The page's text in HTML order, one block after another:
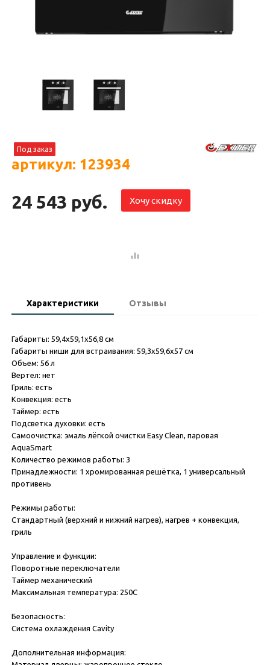
Под заказ
артикул: 123934
24 543 руб. Хочу скидку
Характеристики Отзывы
Габариты: 59,4х59,1х56,8 см
Габариты ниши для встраивания: 59,3х59,6х57 см
Объем: 56 л
Вертел: нет
Гриль: есть
Конвекция: есть
Таймер: есть
Подсветка духовки: есть
Самоочистка: эмаль лёгкой очистки Easy Clean, паровая
AquaSmart
Количество режимов работы: 3
Принадлежности: 1 хромированная решётка, 1 универсальный
противень
Режимы работы:
Стандартный (верхний и нижний нагрев), нагрев + конвекция,
гриль
Управление и функции:
Поворотные переключатели
Таймер механический
Максимальная температура: 250С
Безопасность:
Система охлаждения Cavity
Дополнительная информация: